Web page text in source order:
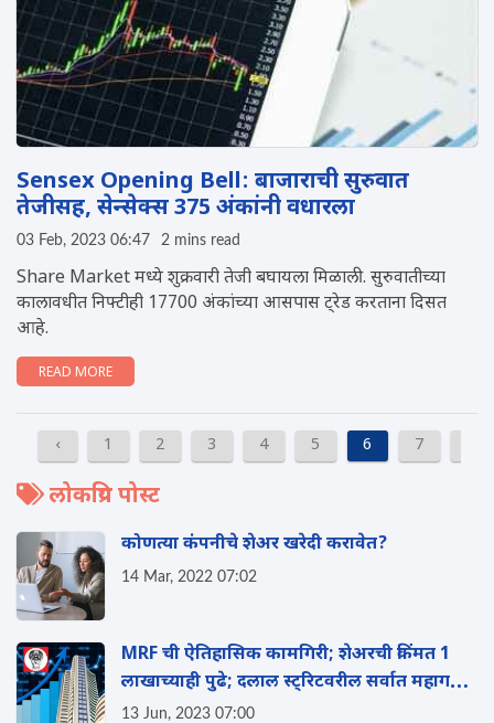
Sensex Opening Bell: बाजाराची सुरुवात
तेजीसह, सेन्सेक्स 375 अंकांनी वधारला
03 Feb, 2023 06:47 2 mins read
Share Market मध्ये शुक्रवारी तेजी बघायला मिळाली. सुरुवातीच्या
कालावधीत निफ्टीही 17700 अंकांच्या आसपास ट्रेड करताना दिसत
आहे.
READ MORE
‹ 1 2 3 4 5 6 7
लोकप्रिय पोस्ट
कोणत्या कंपनीचे शेअर खरेदी करावेत?
14 Mar, 2022 07:02
MRF ची ऐतिहासिक कामगिरी; शेअरची किंमत 1
लाखाच्याही पुढे; दलाल स्ट्रिटवरील सर्वात महागडी
कंपनी
13 Jun, 2023 07:00